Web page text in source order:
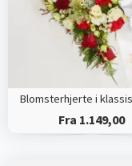
Fra 1.149,00